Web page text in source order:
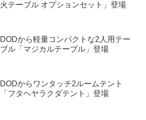
火テーブル オプションセット」登場
DODから軽量コンパクトな2人用テー
ブル「マジカルテーブル」登場
DODからワンタッチ2ルームテント
「フタヘヤラクダテント」登場